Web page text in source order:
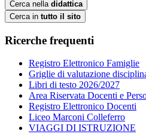
Cerca nella didattica
Cerca in tutto il sito
Ricerche frequenti
Registro Elettronico Famiglie
Griglie di valutazione
Libri di testo 2026/2027
Area Riservata Docenti e
Registro Elettronico Docenti
Liceo Marconi Colleferro
VIAGGI DI ISTRUZIONE